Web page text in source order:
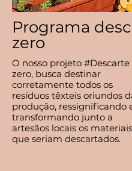
Programa
zero
O nosso projeto #Descarte
zero, busca destinar
corretamente todos os
resíduos têxteis oriundos
produção, ressignificando
transformando junto a
artesãos locais os materiais
que seriam descartados.